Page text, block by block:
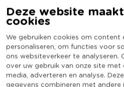
Deze website
cookies
We gebruiken cookies om content
personaliseren, om functies voor
ons websiteverkeer te analyseren.
over uw gebruik van onze site
media, adverteren en analyse.
gegevens combineren met
Producthoogte (cm)
Kleur
Werkt op batterijen
Duurzaamheidsscore